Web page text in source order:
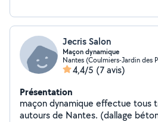
Jecris Salon
Maçon dynamique
Nantes (Coulmiers-Jardin des
4,4/5 (7 avis)
Présentation
maçon dynamique effectue tous
autours de Nantes. (dallage